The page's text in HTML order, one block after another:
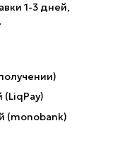
1-3 дней,
(LiqPay)
(monobank)